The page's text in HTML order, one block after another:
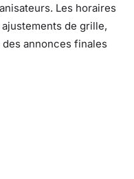
Les horaires
de grille,
annonces finales